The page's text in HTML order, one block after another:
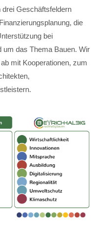
drei Geschäftsfeldern
die
bei
um das Thema Bauen. Wir
mit Kooperationen, zum